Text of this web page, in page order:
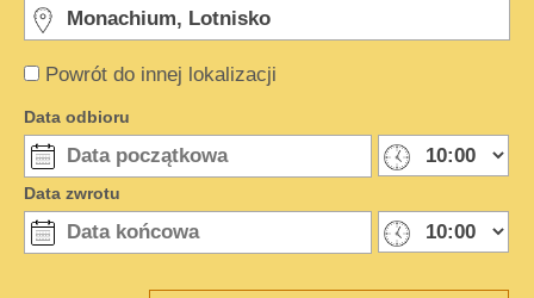
Powrót do innej lokalizacji
Data odbioru
Data zwrotu